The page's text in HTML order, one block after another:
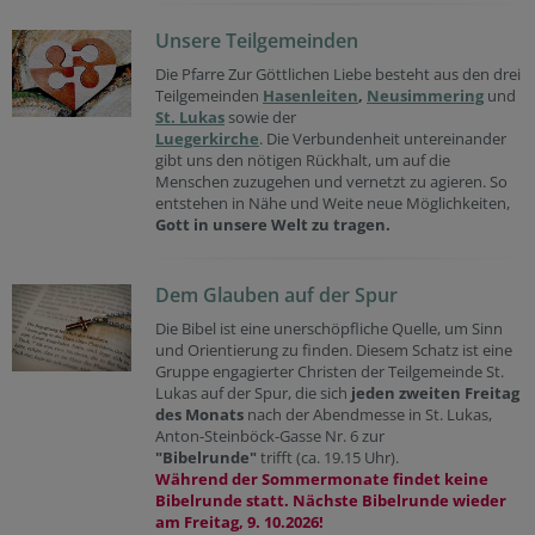
Unsere Teilgemeinden
Die Pfarre Zur Göttlichen Liebe besteht aus den drei
Teilgemeinden Hasenleiten, Neusimmering und
St. Lukas sowie der
Luegerkirche. Die Verbundenheit untereinander
gibt uns den nötigen Rückhalt, um auf die
Menschen zuzugehen und vernetzt zu agieren. So
entstehen in Nähe und Weite neue Möglichkeiten,
Gott in unsere Welt zu tragen.
Dem Glauben auf der Spur
Die Bibel ist eine unerschöpfliche Quelle, um Sinn
und Orientierung zu finden. Diesem Schatz ist eine
Gruppe engagierter Christen der Teilgemeinde St.
Lukas auf der Spur, die sich jeden zweiten Freitag
des Monats nach der Abendmesse in St. Lukas,
Anton-Steinböck-Gasse Nr. 6 zur
"Bibelrunde" trifft (ca. 19.15 Uhr).
Während der Sommermonate findet keine
Bibelrunde statt. Nächste Bibelrunde wieder
am Freitag, 9. 10.2026!